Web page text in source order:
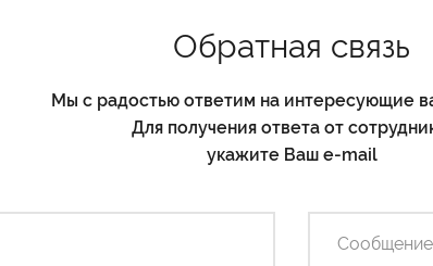
Обратная связь
Мы с радостью ответим на интересующие
Для получения ответа от
укажите Ваш e-mail